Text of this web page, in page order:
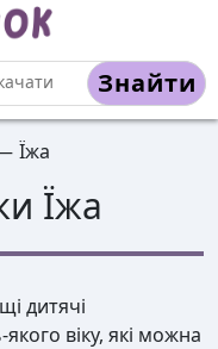
Знайти
Їжа
Їжа
дитячі
віку, які можна